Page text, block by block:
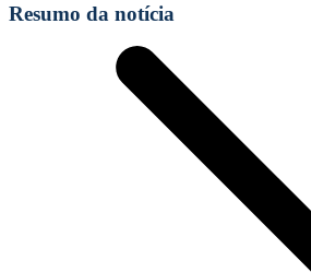
Resumo da notícia